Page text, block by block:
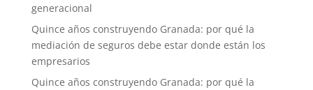
generacional
Quince años construyendo Granada: por qué la
mediación de seguros debe estar donde están los
empresarios
Quince años construyendo Granada: por qué la